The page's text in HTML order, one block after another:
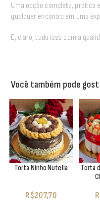
Uma opção completa,
qualquer encontro em uma
E, claro, tudo isso com a
Você também pode
Torta Ninho Nutella
R$207,70
Torta